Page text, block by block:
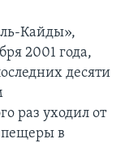
Кайды»,
2001 года,
десяти
раз уходил от
пещеры в